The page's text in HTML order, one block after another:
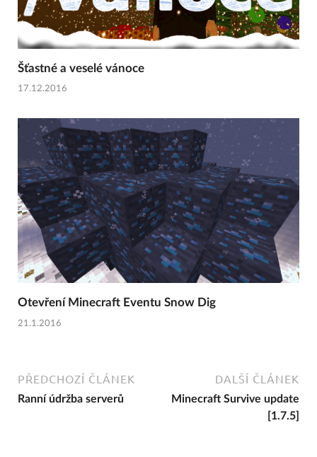
Šťastné a veselé vánoce
17.12.2016
Otevření Minecraft Eventu Snow Dig
21.1.2016
PŘEDCHOZÍ ČLÁNEK
Ranní údržba serverů
DALŠÍ ČLÁNEK
Minecraft Survive update
[1.7.5]